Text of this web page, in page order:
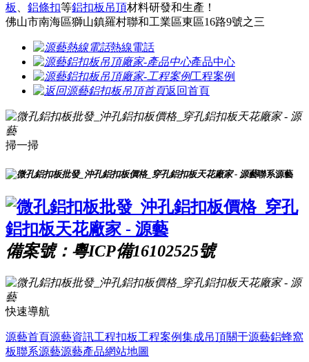
板
鋁條扣等鋁扣板吊頂材料研發和生產！
佛山市南海區獅山鎮羅村聯和工業區東區16路9號之三
熱線電話
產品中心
工程案例
返回首頁
掃一掃
聯系源藝
備案號：粵ICP備16102525號
快速導航
源藝首頁源藝資訊工程扣板工程案例集成吊頂關于源藝鋁蜂窩
板聯系源藝源藝產品網站地圖